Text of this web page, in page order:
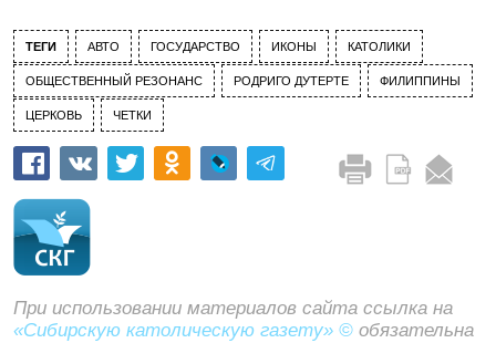
ТЕГИ АВТО ГОСУДАРСТВО ИКОНЫ КАТОЛИКИ
ОБЩЕСТВЕННЫЙ РЕЗОНАНС РОДРИГО ДУТЕРТЕ ФИЛИППИНЫ
ЦЕРКОВЬ ЧЕТКИ
При использовании материалов сайта ссылка на
«Сибирскую католическую газету» © обязательна